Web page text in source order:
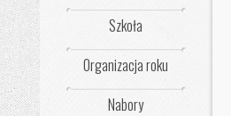
Szkoła
Organizacja roku
Nabory